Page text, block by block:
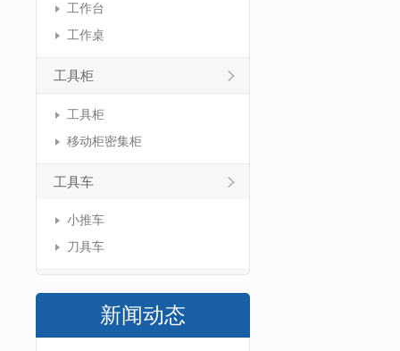
工作台
工作桌
工具柜
工具柜
移动柜密集柜
工具车
小推车
刀具车
新闻动态